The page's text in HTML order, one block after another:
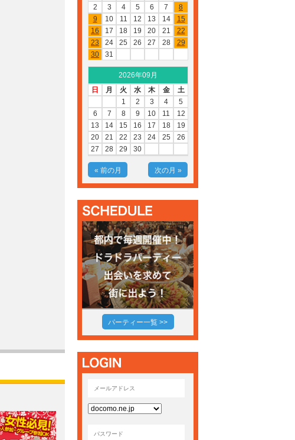
2
3 4 5 6 7
8
9
10 11 12 13 14
15
16
17 18 19 20 21
22
23
24 25 26 27 28
29
30
31
2026年09月
日
月 火 水 木 金
土
1
2 3 4
5
6
7 8 9 10 11
12
13
14 15 16 17 18
19
20
21 22 23 24 25
26
27
28 29 30
« 前の月 次の月 »
パーティー一覧 >>